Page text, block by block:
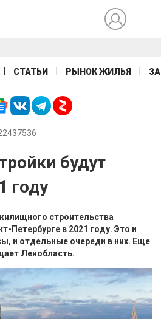
СТАТЬИ РЫНОК ЖИЛЬЯ
будут
году
строительства
Петербурге в 2021 году. Это и
и отдельные очереди в них. Еще
Ленобласть.